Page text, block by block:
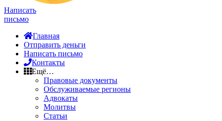
Написать
письмо
Главная
Отправить деньги
Написать письмо
Контакты
Ещё…
Правовые документы
Обслуживаемые регионы
Адвокаты
Молитвы
Статьи